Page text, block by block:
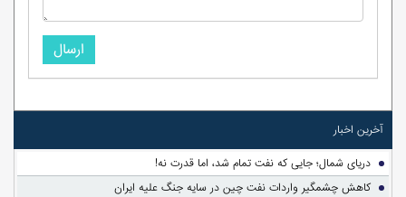
ارسال
آخرین اخبار
دریای شمال؛ جایی که نفت تمام شد، اما قدرت نه!
کاهش چشمگیر واردات نفت چین در سایه جنگ علیه ایران